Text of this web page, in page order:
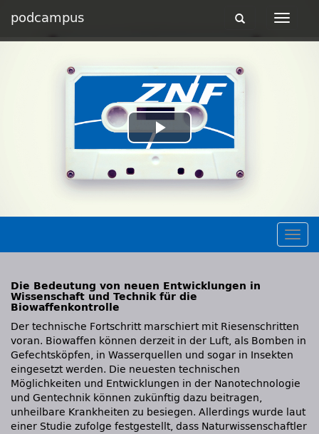
podcampus
Toggle
Toggle
Play
Video
Die Bedeutung von neuen Entwicklungen in
Wissenschaft und Technik für die
Biowaffenkontrolle
Der technische Fortschritt marschiert mit Riesenschritten
voran. Biowaffen können derzeit in der Luft, als Bomben in
Gefechtsköpfen, in Wasserquellen und sogar in Insekten
eingesetzt werden. Die neuesten technischen
Möglichkeiten und Entwicklungen in der Nanotechnologie
und Gentechnik können zukünftig dazu beitragen,
unheilbare Krankheiten zu besiegen. Allerdings wurde laut
einer Studie zufolge festgestellt, dass Naturwissenschaftler